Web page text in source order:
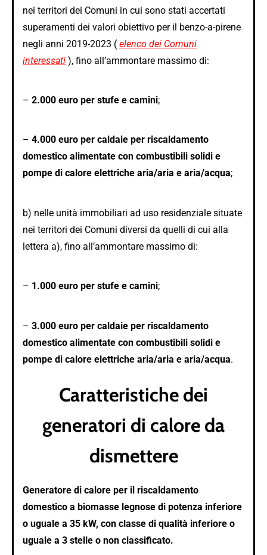
nei territori dei Comuni in cui sono stati accertati
superamenti dei valori obiettivo per il benzo-a-pirene
negli anni 2019-2023 ( elenco dei Comuni
interessati ), fino all’ammontare massimo di:
– 2.000 euro per stufe e camini;
– 4.000 euro per caldaie per riscaldamento
domestico alimentate con combustibili solidi e
pompe di calore elettriche aria/aria e aria/acqua;
b) nelle unità immobiliari ad uso residenziale situate
nei territori dei Comuni diversi da quelli di cui alla
lettera a), fino all’ammontare massimo di:
– 1.000 euro per stufe e camini;
– 3.000 euro per caldaie per riscaldamento
domestico alimentate con combustibili solidi e
pompe di calore elettriche aria/aria e aria/acqua.
Caratteristiche dei
generatori di calore da
dismettere
Generatore di calore per il riscaldamento
domestico a biomasse legnose di potenza inferiore
o uguale a 35 kW, con classe di qualità inferiore o
uguale a 3 stelle o non classificato.